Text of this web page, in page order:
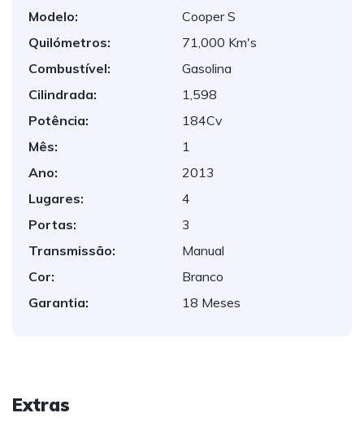
Modelo:
Cooper S
Quilómetros:
71,000 Km's
Combustível:
Gasolina
Cilindrada:
1,598
Potência:
184Cv
Mês:
1
Ano:
2013
Lugares:
4
Portas:
3
Transmissão:
Manual
Cor:
Branco
Garantia:
18 Meses
Extras